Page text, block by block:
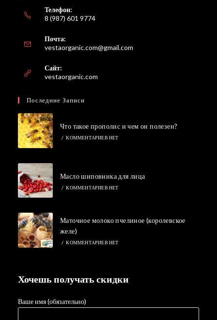
Телефон:
8 (987) 601 9774
Почта:
vestaorganic.com@gmail.com
Сайт:
vestaorganic.com
Последние Записи
Что такое прополис и чем он полезен?
/ КОММЕНТАРИЕВ НЕТ
Масло шиповника для лица
/ КОММЕНТАРИЕВ НЕТ
Маточное молоко пчелиное (королевское
желе)
/ КОММЕНТАРИЕВ НЕТ
Хочешь получать скидки
Ваше имя (обязательно)